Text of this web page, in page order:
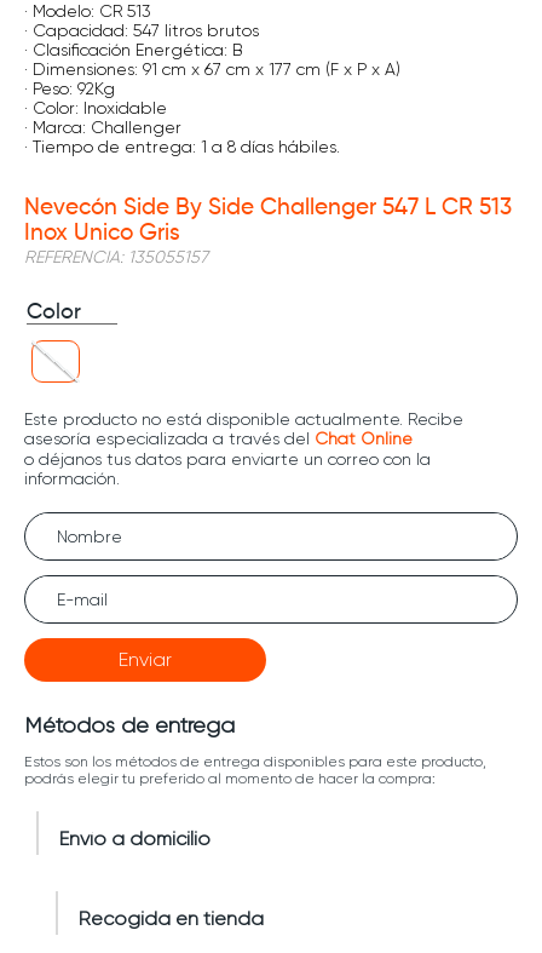
· Modelo: CR 513
· Capacidad: 547 litros brutos
· Clasificación Energética: B
· Dimensiones: 91 cm x 67 cm x 177 cm (F x P x A)
· Peso: 92Kg
· Color: Inoxidable
· Marca: Challenger
· Tiempo de entrega: 1 a 8 días hábiles.
Nevecón Side By Side Challenger 547 L CR 513
Inox Unico Gris
REFERENCIA: 135055157
Color
Enviar
Métodos de entrega
Estos son los métodos de entrega disponibles para este producto,
podrás elegir tu preferido al momento de hacer la compra:
Envío a domicilio
Recogida en tienda